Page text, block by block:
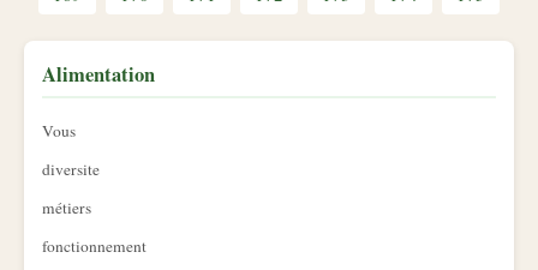
Alimentation
Vous
diversite
métiers
fonctionnement